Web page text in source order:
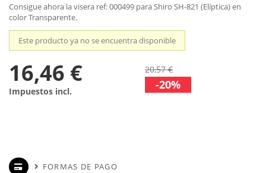
Consigue ahora la visera ref: 000499 para Shiro SH-821 (Elíptica) en
color Transparente.
Este producto ya no se encuentra disponible
16,46 €
Impuestos incl.
20,57 €
-20%
FORMAS DE PAGO